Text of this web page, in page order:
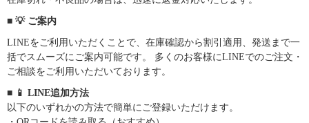
■ 💡 ご案内
LINEをご利用いただくことで、在庫確認から割引適用、発送まで一
括でスムーズにご案内可能です。 多くのお客様にLINEでのご注文・
ご相談をご利用いただいております。
■ 📱 LINE追加方法
以下のいずれかの方法で簡単にご登録いただけます。